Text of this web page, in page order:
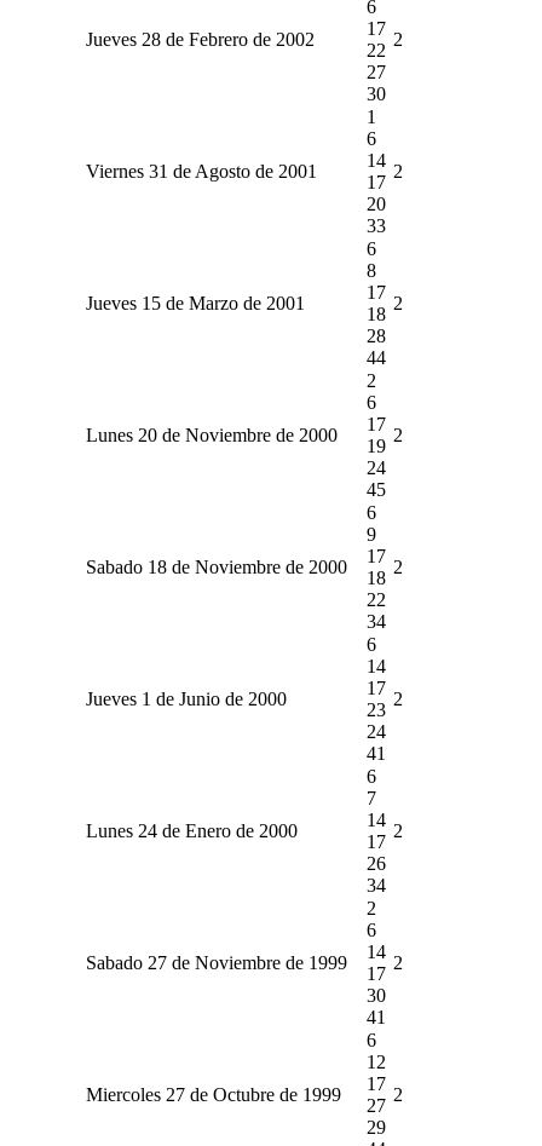
Jueves 28 de Febrero de 2002
6
17
22
27
30
2
Viernes 31 de Agosto de 2001
1
6
14
17
20
33
2
Jueves 15 de Marzo de 2001
6
8
17
18
28
44
2
Lunes 20 de Noviembre de 2000
2
6
17
19
24
45
2
Sabado 18 de Noviembre de 2000
6
9
17
18
22
34
2
Jueves 1 de Junio de 2000
6
14
17
23
24
41
2
Lunes 24 de Enero de 2000
6
7
14
17
26
34
2
Sabado 27 de Noviembre de 1999
2
6
14
17
30
41
2
Miercoles 27 de Octubre de 1999
6
12
17
27
29
2